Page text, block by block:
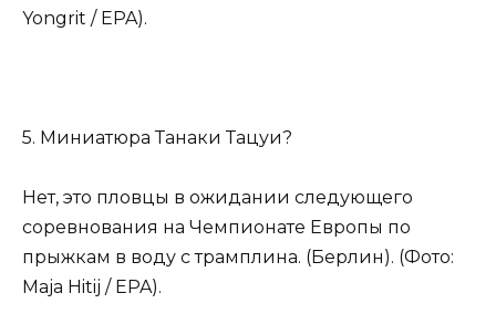
Yongrit / EPA).
5. Миниатюра Танаки Тацуи?
Нет, это пловцы в ожидании следующего
соревнования на Чемпионате Европы по
прыжкам в воду с трамплина. (Берлин). (Фото:
Maja Hitij / EPA).